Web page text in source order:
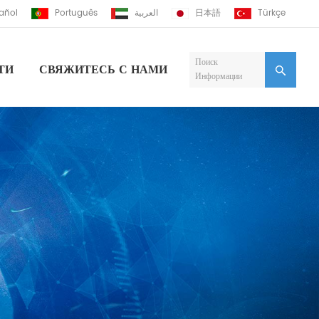
Português العربية 日本語 Türkçe
Поиск
Информации
СВЯЖИТЕСЬ С НАМИ